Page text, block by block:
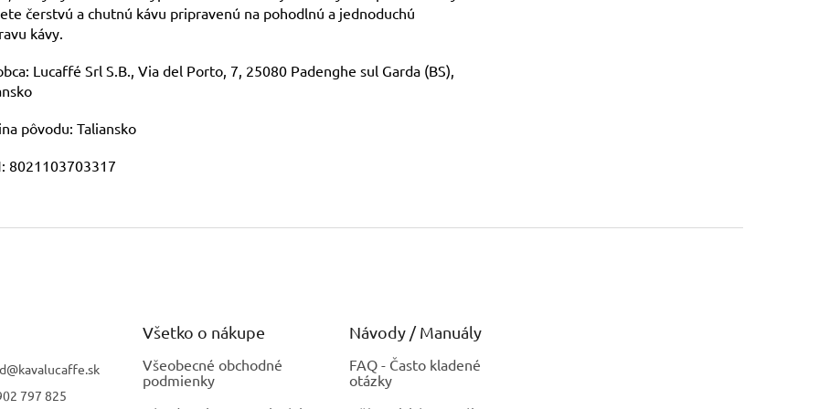
čerstvú a chutnú kávu pripravenú na pohodlnú a jednoduchú
kávy.
Lucaffé Srl S.B., Via del Porto, 7, 25080 Padenghe sul Garda (BS),
pôvodu: Taliansko
8021103703317
@kavalucaffe.sk
797 825
Všetko o nákupe
Všeobecné obchodné
podmienky
Návody / Manuály
FAQ - Často kladené
otázky